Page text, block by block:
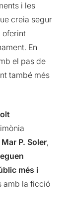
i les
creia segur
oferint
En
el pas de
també més
Mar P. Soler,
més i
amb la ficció